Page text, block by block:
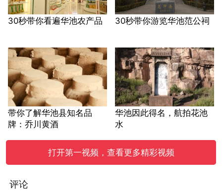
30秒带你看遍华池农产品 30秒带你游览华池范公祠
带你了解华池县知名品
牌：乔川黄酒
华池因此得名，航拍花池
水
打开第一视频，查看更多精彩视频
评论